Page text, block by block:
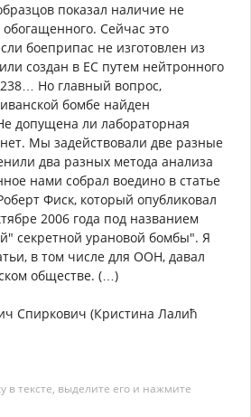
показал наличие не
Сейчас это
боеприпас не изготовлен из
создан в ЕС путем нейтронного
Но главный вопрос,
бомбе найден
допущена ли лабораторная
Мы задействовали две разные
два разных метода анализа
нами собрал воедино в статье
Фиск, который опубликовал
2006 года под названием
секретной урановой бомбы". Я
в том числе для ООН, давал
обществе. (…)
Спиркович (Кристина Лалић
в тексте, выделите его и нажмите